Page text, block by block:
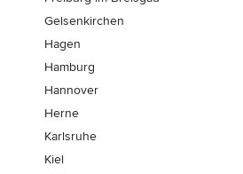
Gelsenkirchen
Hagen
Hamburg
Hannover
Herne
Karlsruhe
Kiel